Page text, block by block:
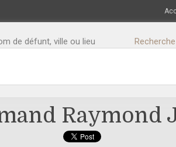
de défunt, ville ou lieu
Raymond